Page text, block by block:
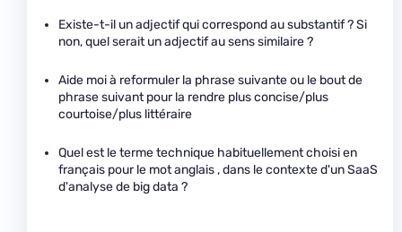
Existe-t-il un adjectif qui correspond au substantif ? Si
non, quel serait un adjectif au sens similaire ?
Aide moi à reformuler la phrase suivante ou le bout de
phrase suivant pour la rendre plus concise/plus
courtoise/plus littéraire
Quel est le terme technique habituellement choisi en
français pour le mot anglais , dans le contexte d'un SaaS
d'analyse de big data ?